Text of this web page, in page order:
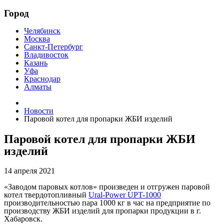
Город
Челябинск
Москва
Санкт-Петербург
Владивосток
Казань
Уфа
Краснодар
Алматы
Новости
Паровой котел для пропарки ЖБИ изделий
Паровой котел для пропарки ЖБИ
изделий
14 апреля 2021
«Заводом паровых котлов» произведен и отгружен паровой
котел твердотопливный Ural-Power UPT-1000
производительностью пара 1000 кг в час на предприятие по
производству ЖБИ изделий для пропарки продукции в г.
Хабаровск.